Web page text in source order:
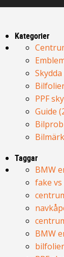
Kategorier
PPF
Guide
Taggar
BMW
fake
BMW